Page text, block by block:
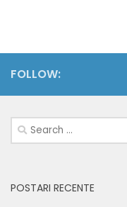
FOLLOW:
Search
for:
POSTARI RECENTE